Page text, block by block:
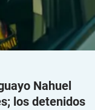
Nahuel
los detenidos